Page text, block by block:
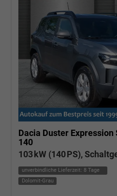
Dacia Duster Expression
140
103 kW (140 PS),
unverbindliche Lieferzeit: 8 Tage
Dolomit-Grau